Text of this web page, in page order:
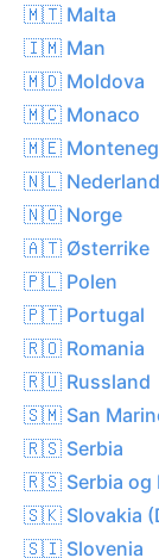
🇲🇹 Malta
🇮🇲 Man
🇲🇩 Moldova
🇲🇨 Monaco
🇲🇪
🇳🇱 Nederland
🇳🇴 Norge
🇦🇹 Østerrike
🇵🇱 Polen
🇵🇹 Portugal
🇷🇴 Romania
🇷🇺 Russland
🇸🇲 San
🇷🇸 Serbia
🇷🇸 Serbia og
🇸🇰 Slovakia
🇸🇮 Slovenia